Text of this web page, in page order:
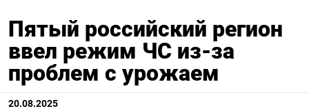
Пятый российский регион
ввел режим ЧС из-за
проблем с урожаем
20.08.2025